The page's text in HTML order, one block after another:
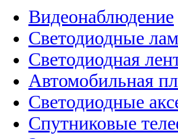
Видеонаблюдение
Светодиодные
Светодиодная
Автомобильная
Светодиодные
Спутниковые